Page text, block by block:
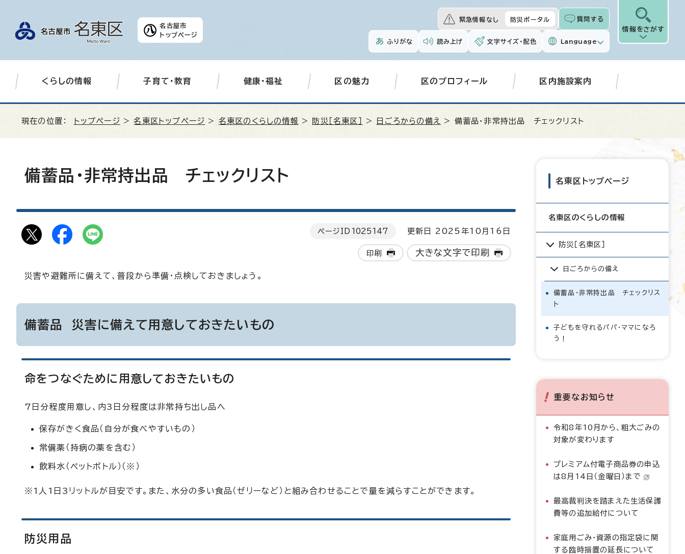
名古屋市
トップページ
緊急情報なし 防災ポータル 質問する
ふりがな 読み上げ 文字サイズ・配色 Language
情報をさがす
くらしの情報 子育て・教育 健康・福祉 区の魅力 区のプロフィール 区内施設案内
現在の位置： トップページ >名東区トップページ > 名東区のくらしの情報 > 防災［名東区］ > 日ごろからの備え > 備蓄品・非常持出品 チェックリスト
備蓄品・非常持出品 チェックリスト
ページID 1025147 更新日 2025年10月16日
印刷 大きな文字で印刷
災害や避難所に備えて、普段から準備・点検しておきましょう。
備蓄品 災害に備えて用意しておきたいもの
命をつなぐために用意しておきたいもの
7日分程度用意し、内3日分程度は非常持ち出し品へ
保存がきく食品（自分が食べやすいもの）
常備薬（持病の薬を含む）
飲料水（ペットボトル）（※）
※1人1日3リットルが目安です。また、水分の多い食品（ゼリーなど）と組み合わせることで量を減らすことができます。
防災用品
名東区トップページ
名東区のくらしの情報
防災［名東区］
日ごろからの備え
備蓄品・非常持出品 チェックリス
ト
子どもを守れるパパ・ママになろ
う！
重要なお知らせ
令和8年10月から、粗大ごみの
対象が変わります
プレミアム付電子商品券の申込
は8月14日（金曜日）まで
最高裁判決を踏まえた生活保護
費等の追加給付について
家庭用ごみ・資源の指定袋に関
する臨時措置の延長について